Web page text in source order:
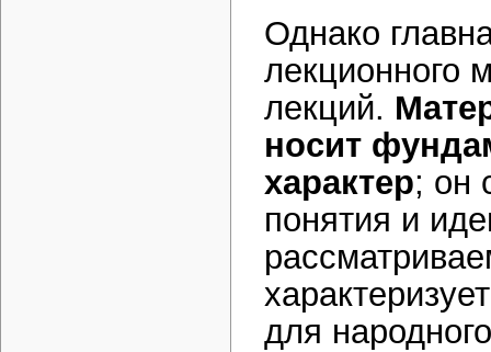
Однако
лекционного
лекций.
носит
характер; он
понятия и
для